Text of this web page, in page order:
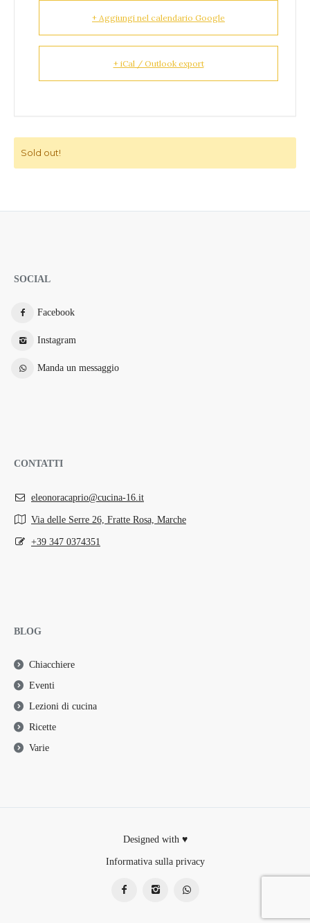
+ Aggiungi nel calendario Google
+ iCal / Outlook export
Sold out!
SOCIAL
Facebook
Instagram
Manda un messaggio
CONTATTI
eleonoracaprio@cucina-16.it
Via delle Serre 26, Fratte Rosa, Marche
+39 347 0374351
BLOG
Chiacchiere
Eventi
Lezioni di cucina
Ricette
Varie
Designed with ♥
Informativa sulla privacy